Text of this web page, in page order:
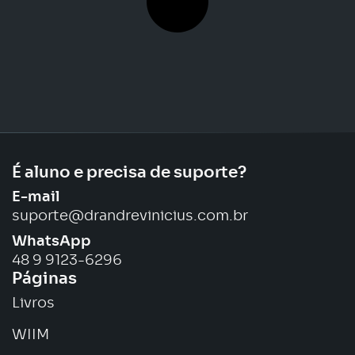
É aluno e precisa de suporte?
E-mail
suporte@drandrevinicius.com.br
WhatsApp
48 9 9123-6296
Páginas
Livros
WIIM